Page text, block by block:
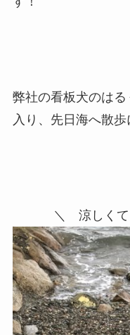
弊社の看板犬のは
入り、先日海へ散
＼ 涼しく